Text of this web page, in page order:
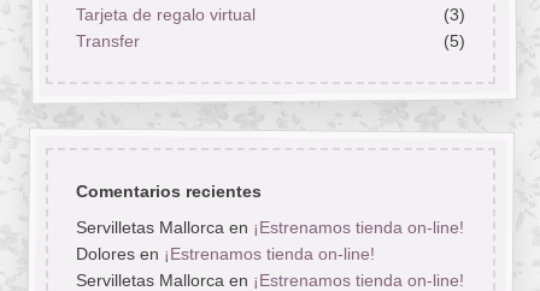
Tarjeta de regalo virtual
(3)
Transfer
(5)
Comentarios recientes
Servilletas Mallorca en ¡Estrenamos tienda on-line!
Doloresen ¡Estrenamos tienda on-line!
Servilletas Mallorca en ¡Estrenamos tienda on-line!